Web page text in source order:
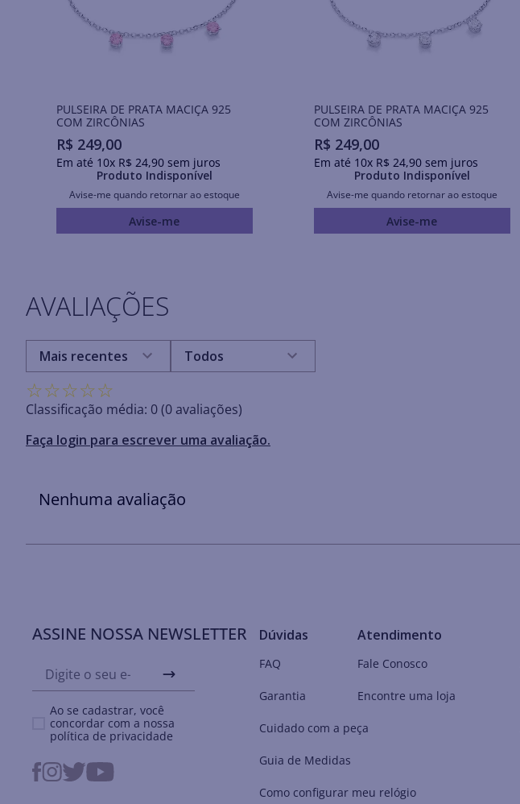
PULSEIRA DE PRATA MACIÇA 925
COM ZIRCÔNIAS
R$ 249,00
Em até 10x R$ 24,90sem juros
Produto Indisponível
Avise-me quando retornar ao estoque
Avise-me
PULSEIRA DE PRATA MACIÇA 925
COM ZIRCÔNIAS
R$ 249,00
Em até 10x R$ 24,90sem juros
Produto Indisponível
Avise-me quando retornar ao estoque
Avise-me
AVALIAÇÕES
☆☆☆☆☆
Classificação média: 0(0 avaliações)
Faça login para escrever uma avaliação.
Mais recentes Todos
Nenhuma avaliação
ASSINE NOSSA NEWSLETTER
Ao se cadastrar, você
concordar com a nossa
política de privacidade
Dúvidas
FAQ
Garantia
Cuidado com a peça
Guia de Medidas
Como configurar meu relógio
Atendimento
Fale Conosco
Encontre uma loja